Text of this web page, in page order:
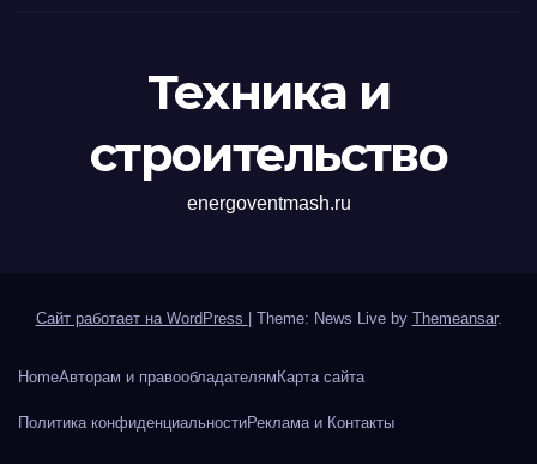
Техника и
строительство
energoventmash.ru
Сайт работает на WordPress Theme: News Live by Themeansar.
HomeАвторам и правообладателямКарта сайта
Политика конфиденциальностиРеклама и Контакты